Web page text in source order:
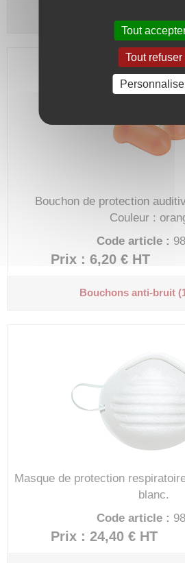
Bouchon de protection
Couleur :
Code article :
Prix : 6,20 € HT
Bouchons anti-bruit
Masque de protection
blanc.
Code article :
Prix : 24,40 € HT
Tout
Tout refuser